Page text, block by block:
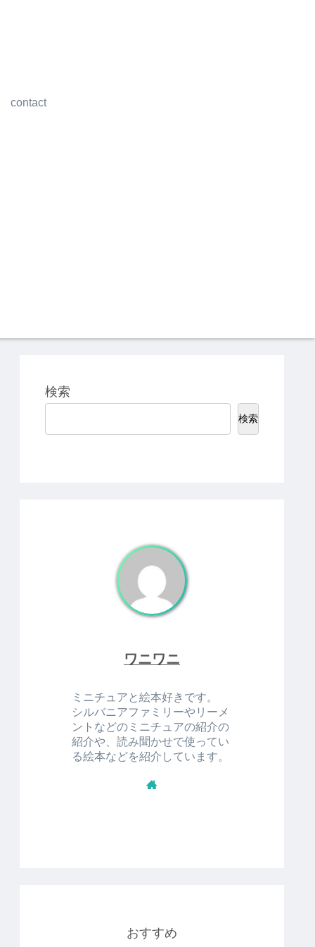
contact
検索
検索
ワニワニ
ミニチュアと絵本好きです。
シルバニアファミリーやリーメ
ントなどのミニチュアの紹介の
紹介や、読み聞かせで使ってい
る絵本などを紹介しています。
おすすめ